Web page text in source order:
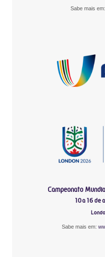
Sabe mais em:
Campeonato
10 a 16 de
Sabe mais em: